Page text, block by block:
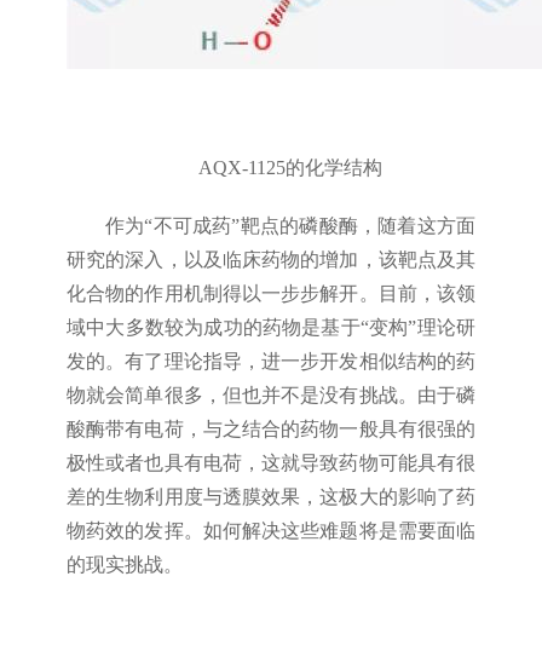
AQX-1125的化学结构
作为“不可成药”靶点的磷酸酶，随着这方面
研究的深入，以及临床药物的增加，该靶点及其
化合物的作用机制得以一步步解开。目前，该领
域中大多数较为成功的药物是基于“变构”理论研
发的。有了理论指导，进一步开发相似结构的药
物就会简单很多，但也并不是没有挑战。由于磷
酸酶带有电荷，与之结合的药物一般具有很强的
极性或者也具有电荷，这就导致药物可能具有很
差的生物利用度与透膜效果，这极大的影响了药
物药效的发挥。如何解决这些难题将是需要面临
的现实挑战。